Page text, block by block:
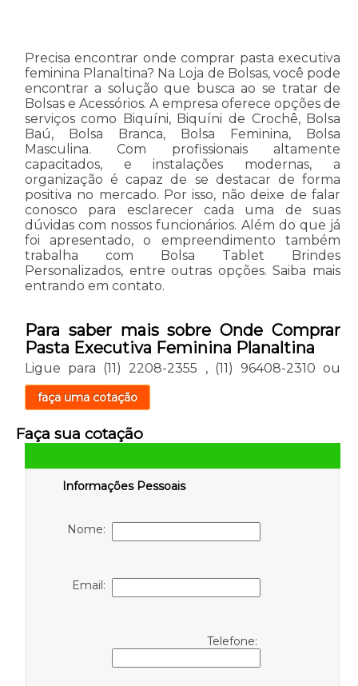
Precisa encontrar onde comprar pasta executiva
feminina Planaltina? Na Loja de Bolsas, você pode
encontrar a solução que busca ao se tratar de
Bolsas e Acessórios. A empresa oferece opções de
serviços como Biquíni, Biquíni de Crochê, Bolsa
Baú, Bolsa Branca, Bolsa Feminina, Bolsa
Masculina. Com profissionais altamente
capacitados, e instalações modernas, a
organização é capaz de se destacar de forma
positiva no mercado. Por isso, não deixe de falar
conosco para esclarecer cada uma de suas
dúvidas com nossos funcionários. Além do que já
foi apresentado, o empreendimento também
trabalha com Bolsa Tablet Brindes
Personalizados, entre outras opções. Saiba mais
entrando em contato.
Para saber mais sobre Onde Comprar
Pasta Executiva Feminina Planaltina
Ligue para (11) 2208-2355 , (11) 96408-2310 ou
faça uma cotação
Faça sua cotação
Informações Pessoais
Nome:
Email:
Telefone: